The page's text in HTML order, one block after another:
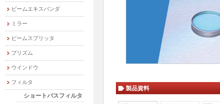
製品資料
ビームエキスパンダ
ミラー
ビームスプリッタ
プリズム
ウインドウ
フィルタ
ショートパスフィルタ